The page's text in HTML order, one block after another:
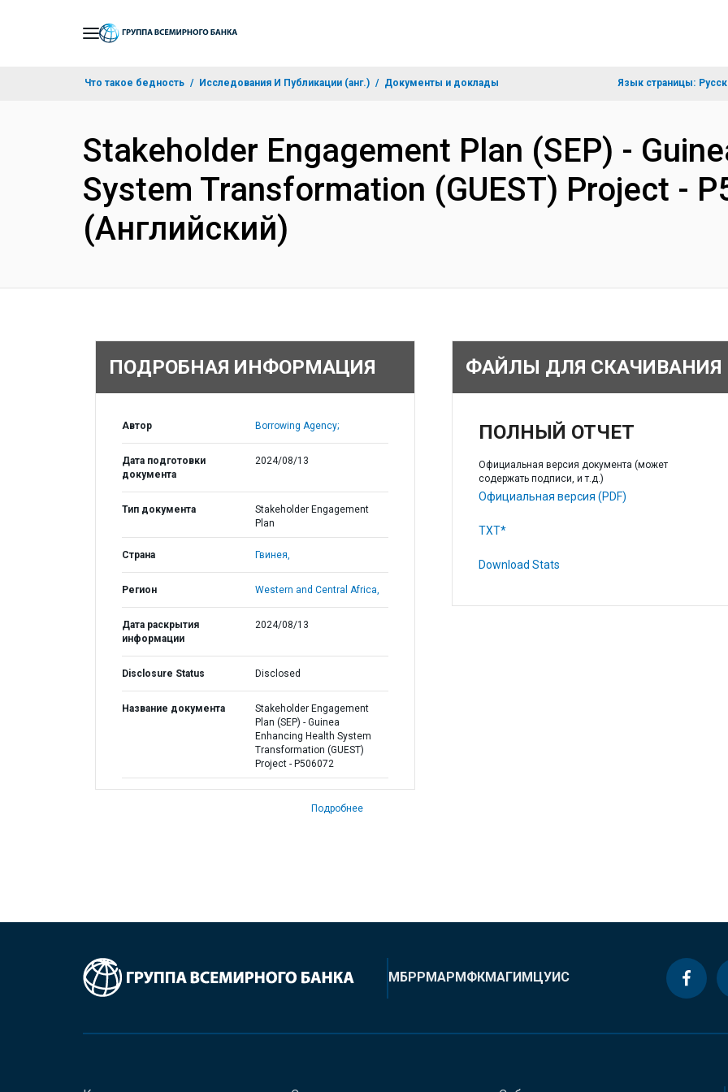
Что такое бедность Исследования И Публикации (анг.) Документы и доклады Язык страницы:
Stakeholder Engagement Plan (SEP) -
System Transformation (GUEST) Project -
(Английский)
ПОДРОБНАЯ ИНФОРМАЦИЯ
Автор Borrowing Agency;
Дата подготовки
документа
2024/08/13
Тип документа
Stakeholder Engagement
Plan
Страна Гвинея,
Регион Western and Central Africa,
Дата раскрытия
информации
2024/08/13
Disclosure Status Disclosed
Название документа
Stakeholder Engagement
Plan (SEP) - Guinea
Enhancing Health System
Transformation (GUEST)
Project - P506072
Подробнее
ФАЙЛЫ ДЛЯ СКАЧИВАНИЯ
ПОЛНЫЙ ОТЧЕТ
Официальная версия документа (может
содержать подписи, и т.д.)
Официальная версия (PDF)
TXT*
Download Stats
МБРРМАРМФКМАГИМЦУИС